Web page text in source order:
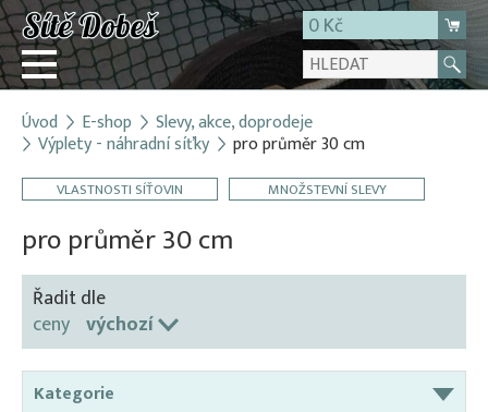
0 Kč
Přihlásit
Registrace
E-shop
O firmě
Kontakt
Úvod E-shop Slevy, akce, doprodeje
Výplety - náhradní síťky pro průměr 30 cm
VLASTNOSTI SÍŤOVIN MNOŽSTEVNÍ SLEVY
pro průměr 30 cm
Řadit dle
ceny výchozí
Kategorie